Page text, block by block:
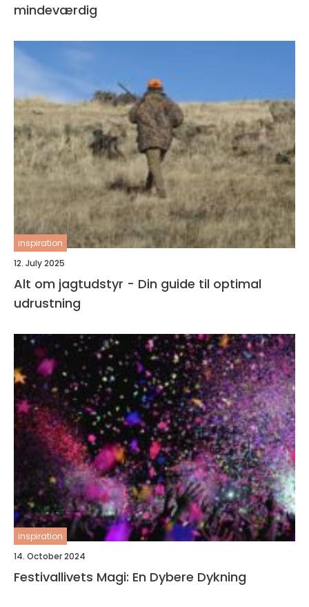
mindeværdig
inspiration
12. July 2025
Alt om jagtudstyr - Din guide til optimal
udrustning
inspiration
14. October 2024
Festivallivets Magi: En Dybere Dykning